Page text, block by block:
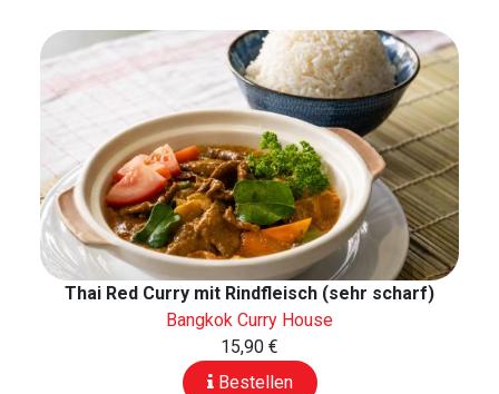
Thai Red Curry mit Rindfleisch (sehr scharf)
Bangkok Curry House
15,90 €
Bestellen